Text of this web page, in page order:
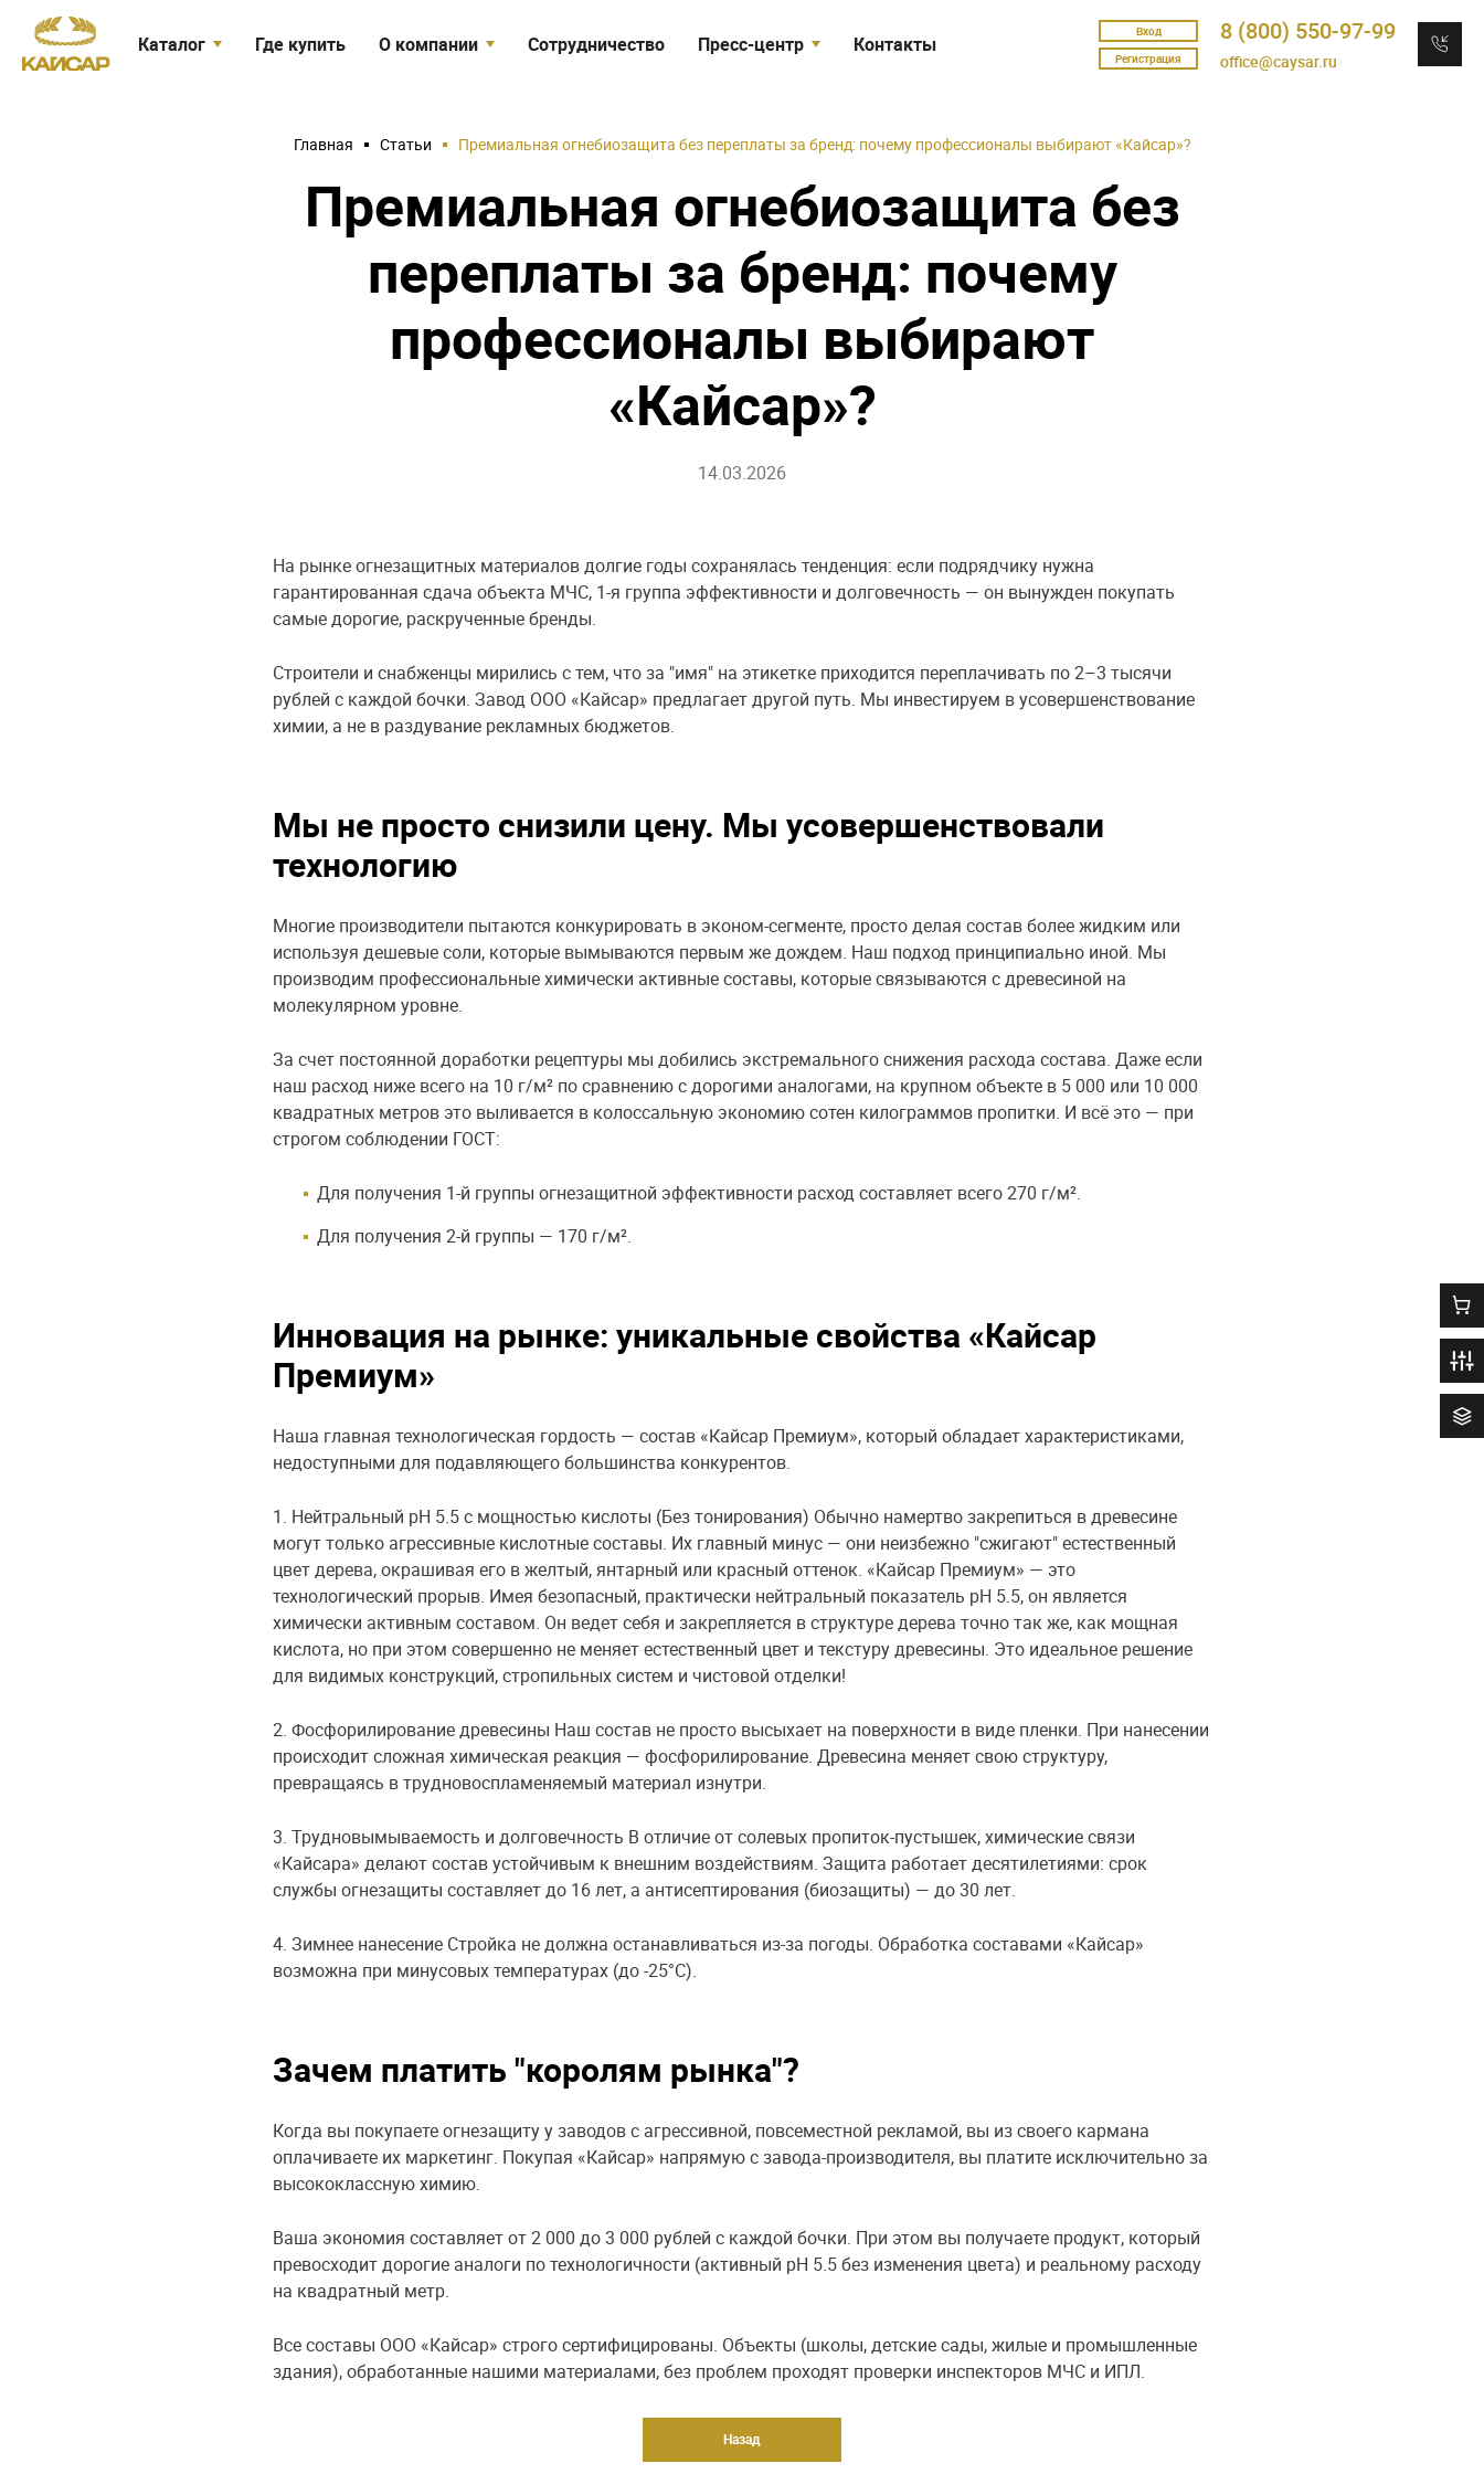
Каталог
Огнебиозащита для тканей
Средства индивидуальной защиты
Где купить О компании
Сертификаты
Акции
Доставка
Сотрудничество Пресс-центр Контакты
Вход
Регистрация
8 (800) 550-97-99
office@caysar.ru
Главная Статьи Премиальная огнебиозащита без переплаты за бренд: почему профессионалы выбирают «Кайсар»?
Премиальная огнебиозащита без
переплаты за бренд: почему
профессионалы выбирают
«Кайсар»?
14.03.2026
На рынке огнезащитных материалов долгие годы сохранялась тенденция: если подрядчику нужна
гарантированная сдача объекта МЧС, 1-я группа эффективности и долговечность — он вынужден покупать
самые дорогие, раскрученные бренды.
Строители и снабженцы мирились с тем, что за "имя" на этикетке приходится переплачивать по 2–3 тысячи
рублей с каждой бочки. Завод ООО «Кайсар» предлагает другой путь. Мы инвестируем в усовершенствование
химии, а не в раздувание рекламных бюджетов.
Мы не просто снизили цену. Мы усовершенствовали
технологию
Многие производители пытаются конкурировать в эконом-сегменте, просто делая состав более жидким или
используя дешевые соли, которые вымываются первым же дождем. Наш подход принципиально иной. Мы
производим профессиональные химически активные составы, которые связываются с древесиной на
молекулярном уровне.
За счет постоянной доработки рецептуры мы добились экстремального снижения расхода состава. Даже если
наш расход ниже всего на 10 г/м² по сравнению с дорогими аналогами, на крупном объекте в 5 000 или 10 000
квадратных метров это выливается в колоссальную экономию сотен килограммов пропитки. И всё это — при
строгом соблюдении ГОСТ:
Для получения 1-й группы огнезащитной эффективности расход составляет всего 270 г/м².
Для получения 2-й группы — 170 г/м².
Инновация на рынке: уникальные свойства «Кайсар
Премиум»
Наша главная технологическая гордость — состав «Кайсар Премиум», который обладает характеристиками,
недоступными для подавляющего большинства конкурентов.
1. Нейтральный pH 5.5 с мощностью кислоты (Без тонирования) Обычно намертво закрепиться в древесине
могут только агрессивные кислотные составы. Их главный минус — они неизбежно "сжигают" естественный
цвет дерева, окрашивая его в желтый, янтарный или красный оттенок. «Кайсар Премиум» — это
технологический прорыв. Имея безопасный, практически нейтральный показатель pH 5.5, он является
химически активным составом. Он ведет себя и закрепляется в структуре дерева точно так же, как мощная
кислота, но при этом совершенно не меняет естественный цвет и текстуру древесины. Это идеальное решение
для видимых конструкций, стропильных систем и чистовой отделки!
2. Фосфорилирование древесины Наш состав не просто высыхает на поверхности в виде пленки. При нанесении
происходит сложная химическая реакция — фосфорилирование. Древесина меняет свою структуру,
превращаясь в трудновоспламеняемый материал изнутри.
3. Трудновымываемость и долговечность В отличие от солевых пропиток-пустышек, химические связи
«Кайсара» делают состав устойчивым к внешним воздействиям. Защита работает десятилетиями: срок
службы огнезащиты составляет до 16 лет, а антисептирования (биозащиты) — до 30 лет.
4. Зимнее нанесение Стройка не должна останавливаться из-за погоды. Обработка составами «Кайсар»
возможна при минусовых температурах (до -25°C).
Зачем платить "королям рынка"?
Когда вы покупаете огнезащиту у заводов с агрессивной, повсеместной рекламой, вы из своего кармана
оплачиваете их маркетинг. Покупая «Кайсар» напрямую с завода-производителя, вы платите исключительно за
высококлассную химию.
Ваша экономия составляет от 2 000 до 3 000 рублей с каждой бочки. При этом вы получаете продукт, который
превосходит дорогие аналоги по технологичности (активный pH 5.5 без изменения цвета) и реальному расходу
на квадратный метр.
Все составы ООО «Кайсар» строго сертифицированы. Объекты (школы, детские сады, жилые и промышленные
здания), обработанные нашими материалами, без проблем проходят проверки инспекторов МЧС и ИПЛ.
Назад